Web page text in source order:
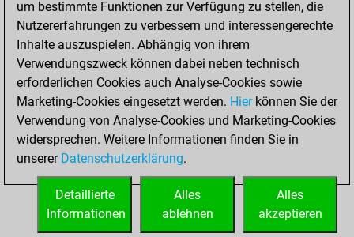
Matt auf vollem Brett
0
Bauer setzt Matt
Erstickte Matts
Unterverwandlungen
0
Türme auf der siebten
0
STARTSEITE
um bestimmte Funktionen zur Verfügung zu stellen, die
Nutzererfahrungen zu verbessern und interessengerechte
Inhalte auszuspielen. Abhängig von ihrem
Verwendungszweck können dabei neben technisch
erforderlichen Cookies auch Analyse-Cookies sowie
Marketing-Cookies eingesetzt werden. Hierkönnen Sie der
Verwendung von Analyse-Cookies und Marketing-Cookies
widersprechen. Weitere Informationen finden Sie in
unserer Datenschutzerklärung.
Alles
akzeptieren
Alles
ablehnen
Detaillierte
Informationen